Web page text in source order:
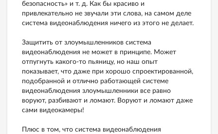
безопасность» и т. д. Как бы красиво и
привлекательно не звучали эти слова, на самом деле
система видеонаблюдения ничего из этого не делает.
Защитить от злоумышленников система
видеонаблюдения не может в принципе. Может
отпугнуть какого-то пьяницу, но наш опыт
показывает, что даже при хорошо спроектированной,
подобранной и отлично работающей системе
видеонаблюдения злоумышленники все равно
воруют, разбивают и ломают. Воруют и ломают даже
сами видеокамеры!
Плюс в том, что система видеонаблюдения